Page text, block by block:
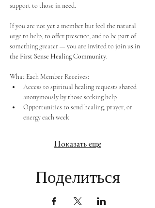
support to those in need.
If you are not yet a member but feel the natural
urge to help, to offer presence, and to be part of
something greater — you are invited to join us in
the First Sense Healing Community.
What Each Member Receives:
Access to spiritual healing requests shared
anonymously by those seeking help
Opportunities to send healing, prayer, or
energy each week
Показать еще
Поделиться